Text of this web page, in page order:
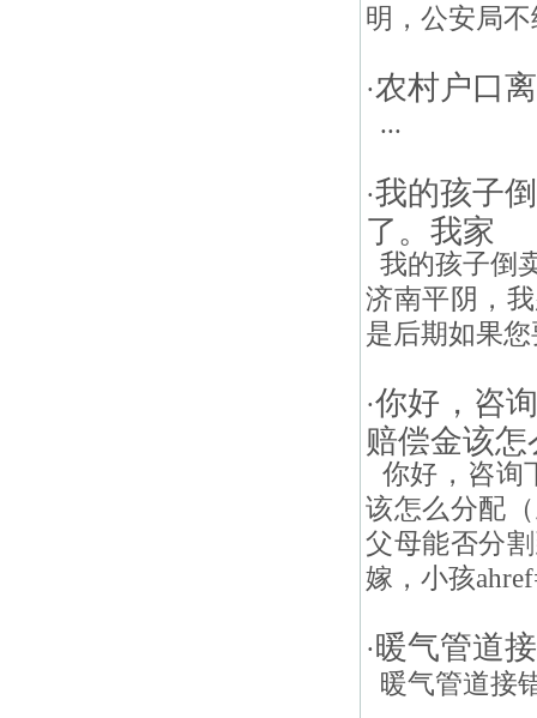
明，公安局
·农村户口
...
·我的孩子
了。我家
我的孩子倒
济南平阴，
是后期如果
·你好，咨
赔偿金该怎
你好，咨询
该怎么分配
父母能否分
嫁，小孩
·暖气管道
暖气管道接